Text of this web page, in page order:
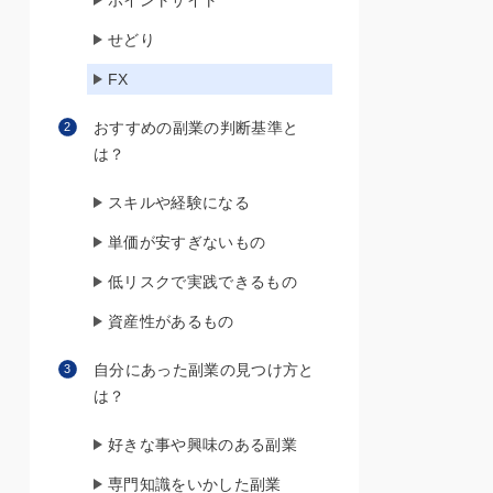
せどり
FX
おすすめの副業の判断基準と
は？
スキルや経験になる
単価が安すぎないもの
低リスクで実践できるもの
資産性があるもの
自分にあった副業の見つけ方と
は？
好きな事や興味のある副業
専門知識をいかした副業